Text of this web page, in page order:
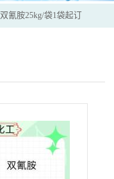
双氰胺25kg/袋1袋起订